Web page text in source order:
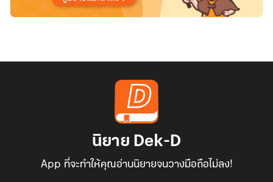
นิยาย Dek-D
App ที่จะทำให้คุณอ่านนิยายจนวางมือถือไม่ลง!